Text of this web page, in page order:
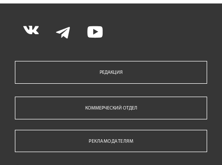
РЕДАКЦИЯ
КОММЕРЧЕСКИЙ ОТДЕЛ
РЕКЛАМОДАТЕЛЯМ